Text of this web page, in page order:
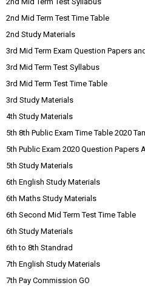
2nd Mid Term Test Time Table
2nd Study Materials
3rd Mid Term Exam Question Papers
3rd Mid Term Test Syllabus
3rd Mid Term Test Time Table
3rd Study Materials
4th Study Materials
5th 8th Public Exam Time Table 2020
5th Public Exam 2020 Question Papers
5th Study Materials
6th English Study Materials
6th Maths Study Materials
6th Second Mid Term Test Time Table
6th Study Materials
6th to 8th Standrad
7th English Study Materials
7th Pay Commission GO